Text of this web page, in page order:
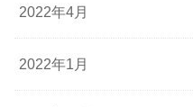
2022年4月
2022年1月